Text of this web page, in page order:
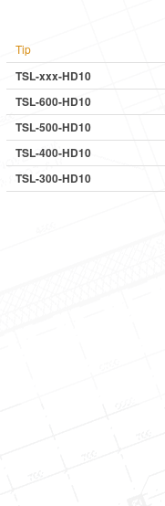
Tip
TSL-xxx-HD10
TSL-600-HD10
TSL-500-HD10
TSL-400-HD10
TSL-300-HD10